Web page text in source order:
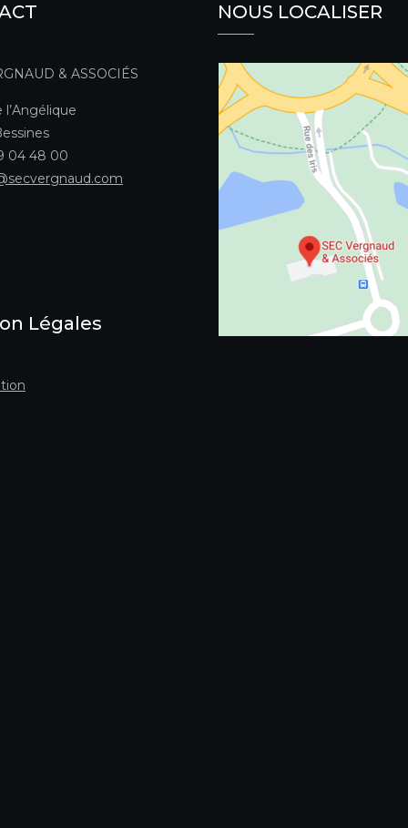
& ASSOCIÉS
l’Angélique
04 48 00
Légales
NOUS LOCALISER